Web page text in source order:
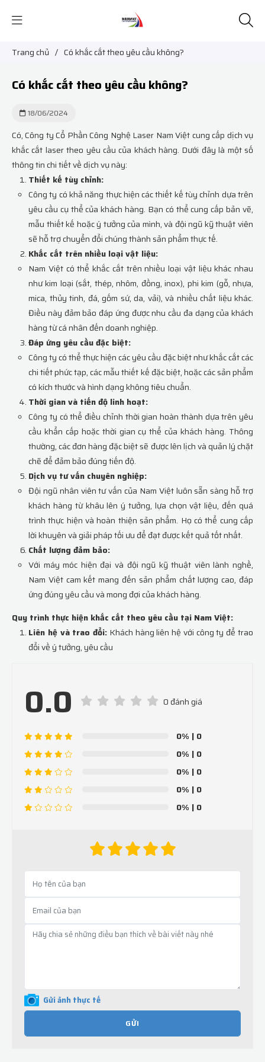
Trang chủ / Có khắc cắt theo yêu cầu không?
Có khắc cắt theo yêu cầu không?
18/06/2024
Có, Công ty Cổ Phần Công Nghệ Laser Nam Việt cung cấp dịch vụ
khắc cắt laser theo yêu cầu của khách hàng. Dưới đây là một số
thông tin chi tiết về dịch vụ này:
Thiết kế tùy chỉnh:
Công ty có khả năng thực hiện các thiết kế tùy chỉnh dựa trên
yêu cầu cụ thể của khách hàng. Bạn có thể cung cấp bản vẽ,
mẫu thiết kế hoặc ý tưởng của mình, và đội ngũ kỹ thuật viên
sẽ hỗ trợ chuyển đổi chúng thành sản phẩm thực tế.
Khắc cắt trên nhiều loại vật liệu:
Nam Việt có thể khắc cắt trên nhiều loại vật liệu khác nhau
như kim loại (sắt, thép, nhôm, đồng, inox), phi kim (gỗ, nhựa,
mica, thủy tinh, đá, gốm sứ, da, vải), và nhiều chất liệu khác.
Điều này đảm bảo đáp ứng được nhu cầu đa dạng của khách
hàng từ cá nhân đến doanh nghiệp.
Đáp ứng yêu cầu đặc biệt:
Công ty có thể thực hiện các yêu cầu đặc biệt như khắc cắt các
chi tiết phức tạp, các mẫu thiết kế đặc biệt, hoặc các sản phẩm
có kích thước và hình dạng không tiêu chuẩn.
Thời gian và tiến độ linh hoạt:
Công ty có thể điều chỉnh thời gian hoàn thành dựa trên yêu
cầu khẩn cấp hoặc thời gian cụ thể của khách hàng. Thông
thường, các đơn hàng đặc biệt sẽ được lên lịch và quản lý chặt
chẽ để đảm bảo đúng tiến độ.
Dịch vụ tư vấn chuyên nghiệp:
Đội ngũ nhân viên tư vấn của Nam Việt luôn sẵn sàng hỗ trợ
khách hàng từ khâu lên ý tưởng, lựa chọn vật liệu, đến quá
trình thực hiện và hoàn thiện sản phẩm. Họ có thể cung cấp
lời khuyên và giải pháp tối ưu để đạt được kết quả tốt nhất.
Chất lượng đảm bảo:
Với máy móc hiện đại và đội ngũ kỹ thuật viên lành nghề,
Nam Việt cam kết mang đến sản phẩm chất lượng cao, đáp
ứng đúng yêu cầu và mong đợi của khách hàng.
Quy trình thực hiện khắc cắt theo yêu cầu tại Nam Việt:
Liên hệ và trao đổi: Khách hàng liên hệ với công ty để trao
đổi về ý tưởng, yêu cầu
0.0 0 đánh giá
0% | 0
0% | 0
0% | 0
0% | 0
0% | 0
Gửi ảnh thực tế
GỬI